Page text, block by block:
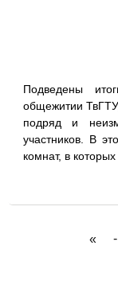
Подведены
общежитии
подряд и
участников. В
комнат, в
« -